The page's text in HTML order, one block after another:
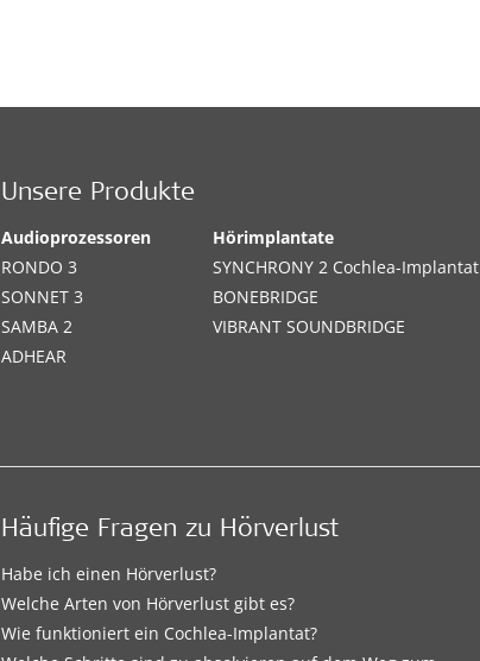
Unsere Produkte
Audioprozessoren
RONDO 3
SONNET 3
SAMBA 2
ADHEAR
Hörimplantate
SYNCHRONY 2 Cochlea-Implantat
BONEBRIDGE
VIBRANT SOUNDBRIDGE
Häufige Fragen zu Hörverlust
Habe ich einen Hörverlust?
Welche Arten von Hörverlust gibt es?
Wie funktioniert ein Cochlea-Implantat?